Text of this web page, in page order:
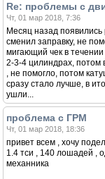
Re: проблемы с
Чт, 01 мар 2018, 7:36
Месяц назад появились
сменил заправку, не
мигающий чек в
2-3-4 цилиндрах, потом
, не помогло, потом
сразу стало лучше, в
ушли...
проблема с ГРМ
Чт, 01 мар 2018, 18:36
привет всем , хочу
1.4 тси , 140 лошадей ,
механника